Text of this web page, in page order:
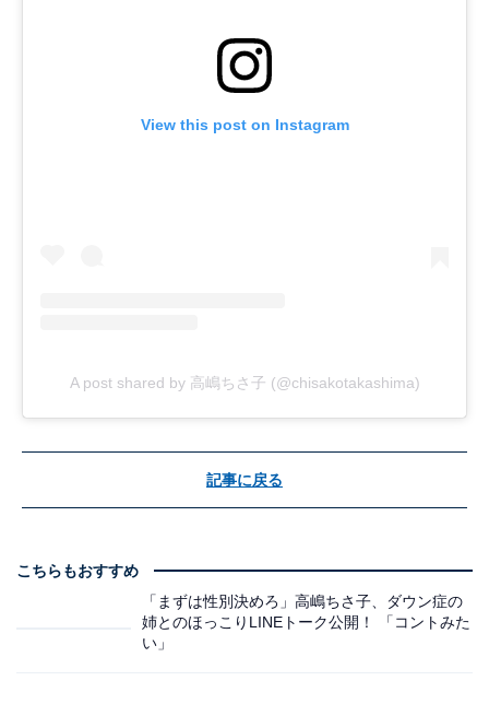
View this post on Instagram
A post shared by 高嶋ちさ子 (@chisakotakashima)
記事に戻る
こちらもおすすめ
「まずは性別決めろ」高嶋ちさ子、ダウン症の
姉とのほっこりLINEトーク公開！ 「コントみた
い」